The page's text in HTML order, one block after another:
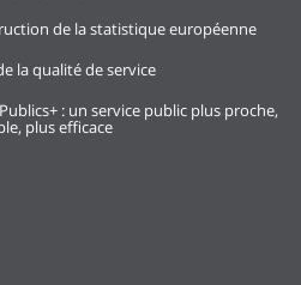
de la statistique européenne
la qualité de service
: un service public plus proche,
plus efficace